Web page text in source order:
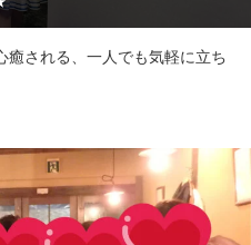
癒される、一人でも気軽に立ち